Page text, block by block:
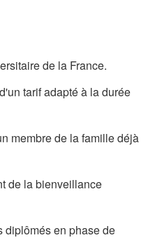
de la France.
tarif adapté à la durée
membre de la famille déjà
de la bienveillance
diplômés en phase de